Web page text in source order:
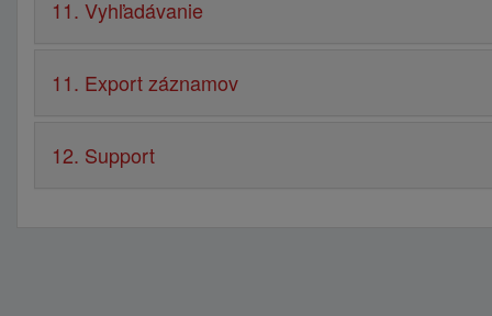
11. Vyhľadávanie
11. Export záznamov
12. Support